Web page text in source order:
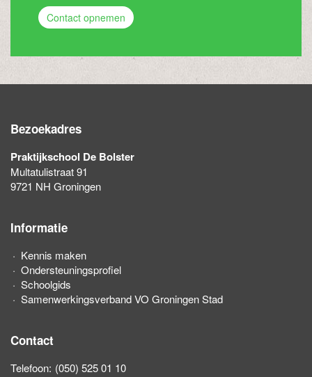
Contact opnemen
Bezoekadres
Praktijkschool De Bolster
Multatulistraat 91
9721 NH Groningen
Informatie
Kennis maken
Ondersteuningsprofiel
Schoolgids
Samenwerkingsverband VO Groningen Stad
Contact
Telefoon: (050) 525 01 10